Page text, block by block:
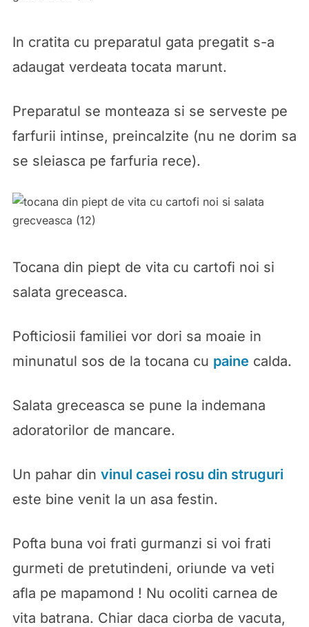
In cratita cu preparatul gata pregatit s-a
adaugat verdeata tocata marunt.
Preparatul se monteaza si se serveste pe
farfurii intinse, preincalzite (nu ne dorim sa
se sleiasca pe farfuria rece).
Tocana din piept de vita cu cartofi noi si
salata greceasca.
Pofticiosii familiei vor dori sa moaie in
minunatul sos de la tocana cu paine calda.
Salata greceasca se pune la indemana
adoratorilor de mancare.
Un pahar din vinul casei rosu din struguri
este bine venit la un asa festin.
Pofta buna voi frati gurmanzi si voi frati
gurmeti de pretutindeni, oriunde va veti
afla pe mapamond ! Nu ocoliti carnea de
vita batrana. Chiar daca ciorba de vacuta,